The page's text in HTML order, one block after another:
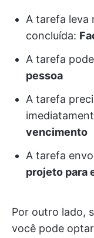
A tarefa leva
concluída:
A tarefa
pessoa
A tarefa
vencimento
A tarefa
projeto para
Por outro lado,
você pode